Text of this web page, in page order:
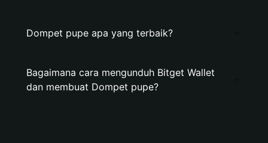
Dompet pupe apa yang terbaik?
Bagaimana cara mengunduh Bitget Wallet
dan membuat Dompet pupe?